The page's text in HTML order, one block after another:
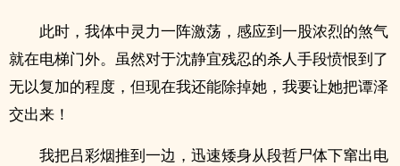
此时，我体中灵力一阵激荡，感应到一股浓烈的煞气
就在电梯门外。虽然对于沈静宜残忍的杀人手段愤恨到了
无以复加的程度，但现在我还能除掉她，我要让她把谭泽
交出来！
我把吕彩烟推到一边，迅速矮身从段哲尸体下窜出电